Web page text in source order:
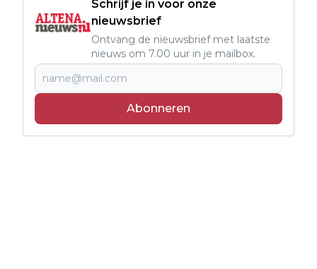
Schrijf je in voor onze
nieuwsbrief
Ontvang de nieuwsbrief met laatste
nieuws om 7.00 uur in je mailbox.
Abonneren